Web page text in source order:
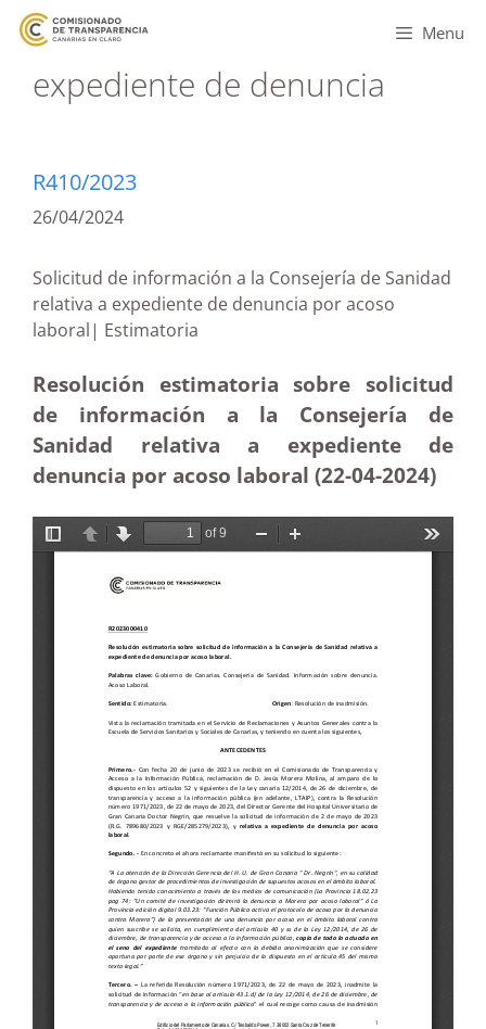
Menu
expediente de denuncia
R410/2023
26/04/2024
Solicitud de información a la Consejería de Sanidad
relativa a expediente de denuncia por acoso
laboral| Estimatoria
Resolución estimatoria sobre solicitud
de información a la Consejería de
Sanidad relativa a expediente de
denuncia por acoso laboral (22-04-2024)